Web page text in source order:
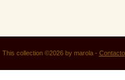
This collection ©2026 by marola - Contacto